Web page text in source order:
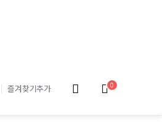
즐겨찾기추가 0